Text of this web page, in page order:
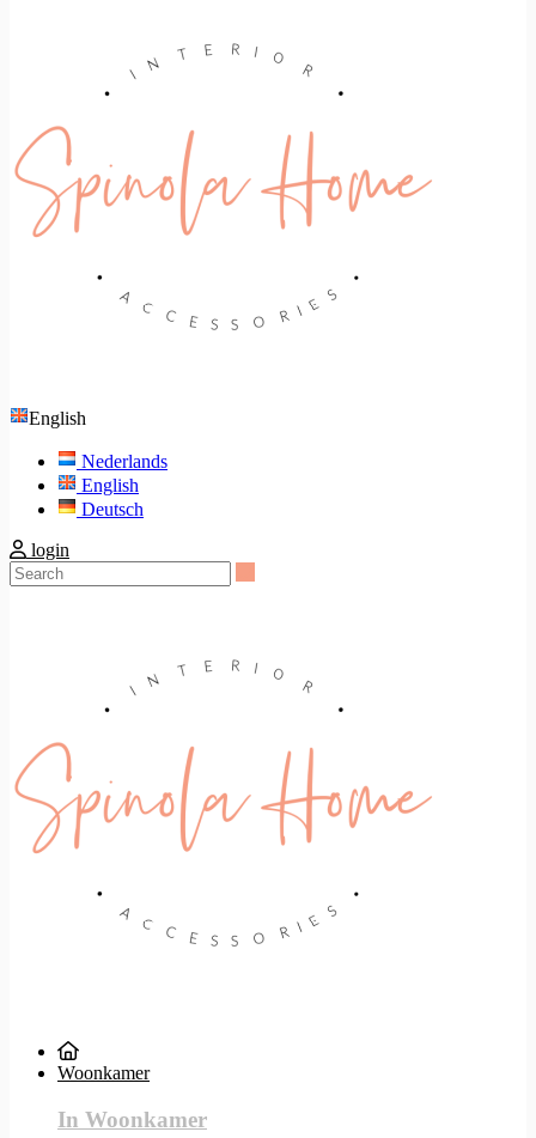
English
Nederlands
English
Deutsch
login
Woonkamer
In Woonkamer